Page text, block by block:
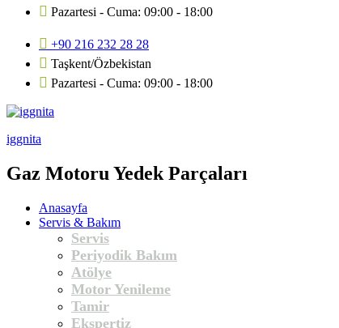
Pazartesi - Cuma: 09:00 - 18:00
+90 216 232 28 28
Taşkent/Özbekistan
Pazartesi - Cuma: 09:00 - 18:00
iggnita
Gaz Motoru Yedek Parçaları
Anasayfa
Servis & Bakım
Servis
Periyodik Bakım
Atölye
Motor Yenileme
Tamir
Ekspertiz